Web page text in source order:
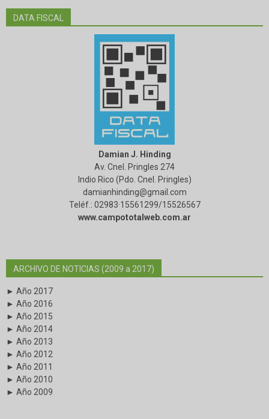
DATA FISCAL
Damian J. Hinding
Av. Cnel. Pringles 274
Indio Rico (Pdo. Cnel. Pringles)
damianhinding@gmail.com
Teléf.: 02983·15561299/15526567
www.campototalweb.com.ar
ARCHIVO DE NOTICIAS (2009 a 2017)
► Año 2017
► Año 2016
► Año 2015
► Año 2014
► Año 2013
► Año 2012
► Año 2011
► Año 2010
► Año 2009